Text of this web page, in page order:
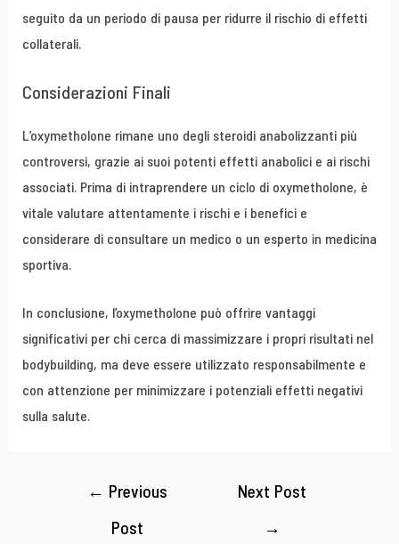
seguito da un periodo di pausa per ridurre il rischio di effetti
collaterali.
Considerazioni Finali
L’oxymetholone rimane uno degli steroidi anabolizzanti più
controversi, grazie ai suoi potenti effetti anabolici e ai rischi
associati. Prima di intraprendere un ciclo di oxymetholone, è
vitale valutare attentamente i rischi e i benefici e
considerare di consultare un medico o un esperto in medicina
sportiva.
In conclusione, l’oxymetholone può offrire vantaggi
significativi per chi cerca di massimizzare i propri risultati nel
bodybuilding, ma deve essere utilizzato responsabilmente e
con attenzione per minimizzare i potenziali effetti negativi
sulla salute.
← Previous
Post
Next Post
→